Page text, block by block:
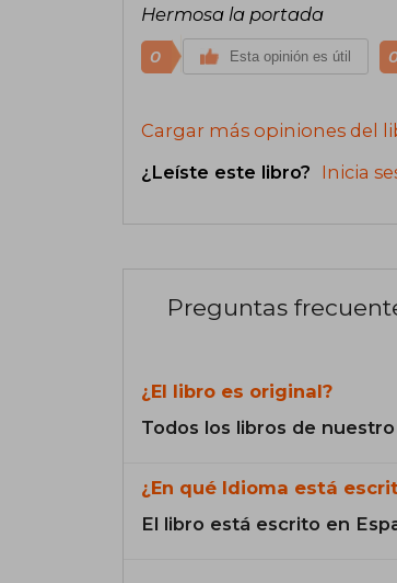
Hermosa la portada
0 Esta opinión es útil
Cargar más opiniones del
¿Leíste este libro? Inicia
Preguntas
¿El libro es original?
Todos los libros de
¿En qué Idioma está
El libro está escrito en